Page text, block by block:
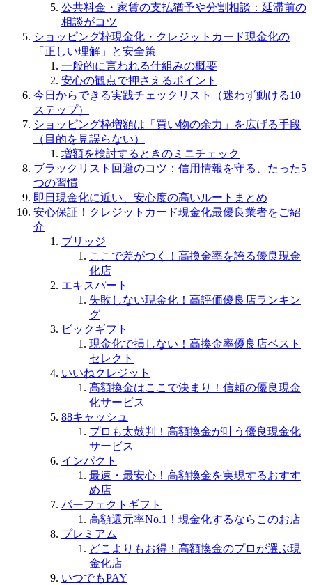
公共料金・家賃の支払猶予や分割相談：延滞前の
相談がコツ
ショッピング枠現金化・クレジットカード現金化の
「正しい理解」と安全策
一般的に言われる仕組みの概要
安心の観点で押さえるポイント
今日からできる実践チェックリスト（迷わず動ける10
ステップ）
ショッピング枠増額は「買い物の余力」を広げる手段
（目的を見誤らない）
増額を検討するときのミニチェック
ブラックリスト回避のコツ：信用情報を守る、たった5
つの習慣
即日現金化に近い、安心度の高いルートまとめ
安心保証！クレジットカード現金化最優良業者をご紹
介
ブリッジ
ここで差がつく！高換金率を誇る優良現金
化店
エキスパート
失敗しない現金化！高評価優良店ランキン
グ
ビックギフト
現金化で損しない！高換金率優良店ベスト
セレクト
いいねクレジット
高額換金はここで決まり！信頼の優良現金
化サービス
88キャッシュ
プロも太鼓判！高額換金が叶う優良現金化
サービス
インパクト
最速・最安心！高額換金を実現するおすす
め店
パーフェクトギフト
高額還元率No.1！現金化するならこのお店
プレミアム
どこよりもお得！高額換金のプロが選ぶ現
金化店
いつでもPAY